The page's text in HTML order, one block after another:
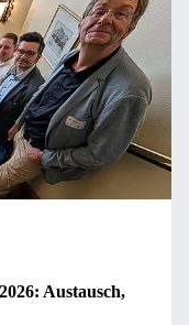
Austausch,